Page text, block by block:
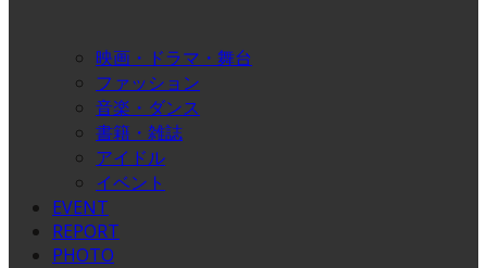
映画・ドラマ・舞台
ファッション
音楽・ダンス
書籍・雑誌
アイドル
イベント
EVENT
REPORT
PHOTO